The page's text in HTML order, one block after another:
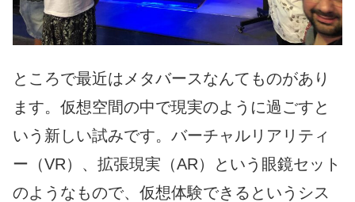
ところで最近はメタバースなんてものがあり
ます。仮想空間の中で現実のように過ごすと
いう新しい試みです。バーチャルリアリティ
ー（VR）、拡張現実（AR）という眼鏡セット
のようなもので、仮想体験できるというシス